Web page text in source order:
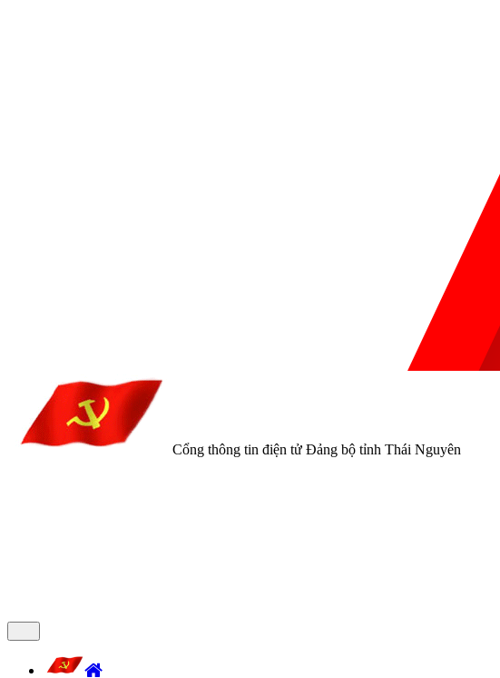
Cổng thông tin điện tử Đảng bộ tỉnh Thái Nguyên